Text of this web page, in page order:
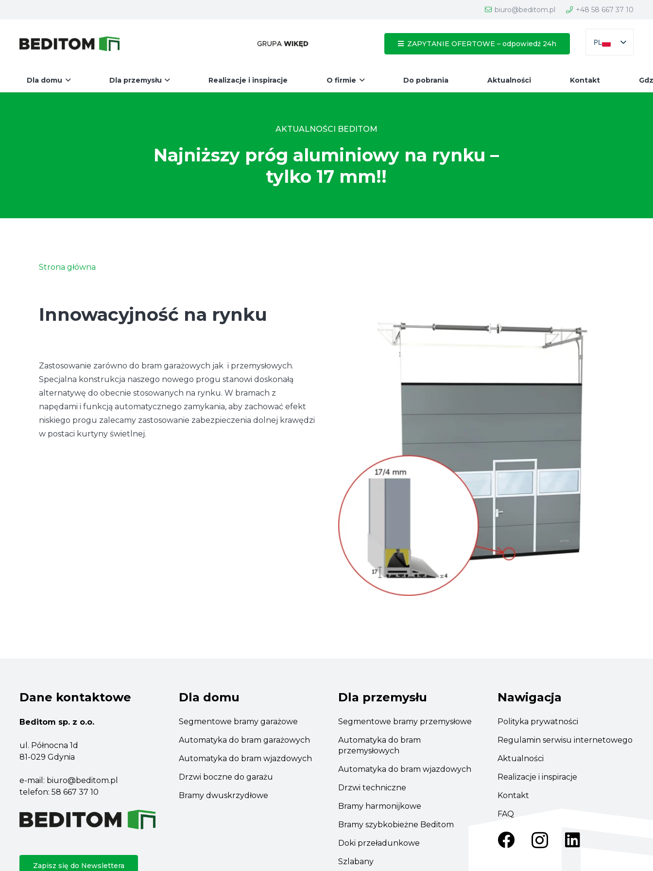
biuro@beditom.pl +48 58 667 37 10
ZAPYTANIE OFERTOWE – odpowiedź 24h PL
Dla domu Dla przemysłu Realizacje i inspiracje O firmie Do pobrania Aktualności Kontakt
AKTUALNOŚCI BEDITOM
Najniższy próg aluminiowy na rynku –
tylko 17 mm!!
Strona główna
Innowacyjność na rynku
Zastosowanie zarówno do bram garażowych jak i przemysłowych.
Specjalna konstrukcja naszego nowego progu stanowi doskonałą
alternatywę do obecnie stosowanych na rynku. W bramach z
napędami i funkcją automatycznego zamykania, aby zachować efekt
niskiego progu zalecamy zastosowanie zabezpieczenia dolnej krawędzi
w postaci kurtyny świetlnej.
Dane kontaktowe
Beditom sp. z o.o.
ul. Północna 1d
81-029 Gdynia
e-mail: biuro@beditom.pl
telefon: 58 667 37 10
Zapisz się do Newslettera
Dla domu
Segmentowe bramy garażowe
Automatyka do bram garażowych
Automatyka do bram wjazdowych
Drzwi boczne do garażu
Bramy dwuskrzydłowe
Dla przemysłu
Segmentowe bramy przemysłowe
Automatyka do bram
przemysłowych
Automatyka do bram wjazdowych
Drzwi techniczne
Bramy harmonijkowe
Bramy szybkobieżne Beditom
Doki przeładunkowe
Szlabany
Nawigacja
Polityka prywatności
Regulamin serwisu internetowego
Aktualności
Realizacje i inspiracje
Kontakt
FAQ